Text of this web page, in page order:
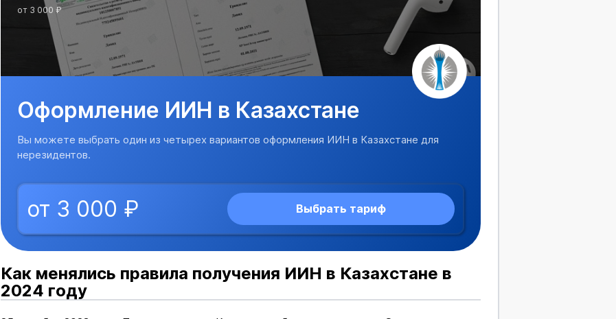
от 3 000 ₽
Оформление ИИН в Казахстане
Вы можете выбрать один из четырех вариантов оформления ИИН в Казахстане для
нерезидентов.
от 3 000 ₽ Выбрать тариф
Как менялись правила получения ИИН в Казахстане в
2024 году